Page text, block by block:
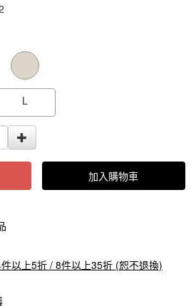
L
加入購物車
以上5折 / 8件以上35折 (恕不退換)